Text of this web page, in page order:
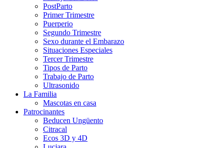
PostParto
Primer Trimestre
Puerperio
Segundo Trimestre
Sexo durante el Embarazo
Situaciones Especiales
Tercer Trimestre
Tipos de Parto
Trabajo de Parto
Ultrasonido
La Familia
Mascotas en casa
Patrocinantes
Beducen Ungüento
Citracal
Ecos 3D y 4D